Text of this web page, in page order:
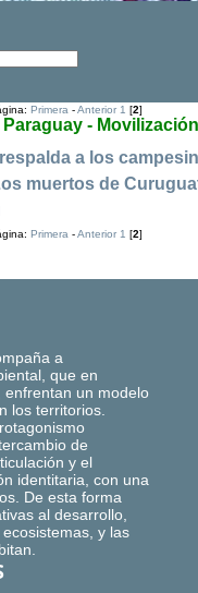
Primera -Anterior 1 [2]
Paraguay -
a los
muertos de
Primera -Anterior 1 [2]
a
que en
un modelo
los territorios.
de
y el
identitaria, con una
De esta forma
al desarrollo,
y las